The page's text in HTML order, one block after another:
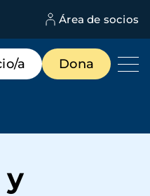
Área de socios
a Dona
y